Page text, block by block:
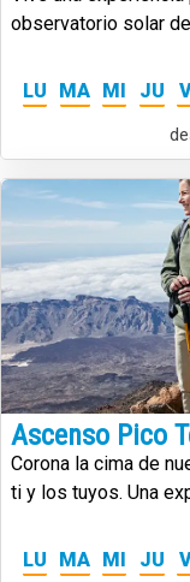
observatorio solar
LU MA MI JU
Ascenso Pico
Corona la cima de
ti y los tuyos. Una
LU
MA MI JU